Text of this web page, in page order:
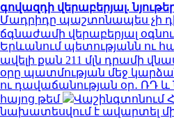
գովազդի վերաբերյալ.
Մադրիդը պաշտոնապես չի
ճգնաժամի վերաբերյալ
Երևանում պետությանն ու
ավելի քան 211 մլն դրամի
օրը պատմության մեջ
ու դավաճանության օր․ ՌԴ
հայոց թեմ
Վաշինգտոնում
նախատեսվում է ավարտել